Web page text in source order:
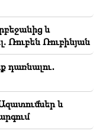
և
Ռուբեն Ռուբինյան
դառնալու․
և